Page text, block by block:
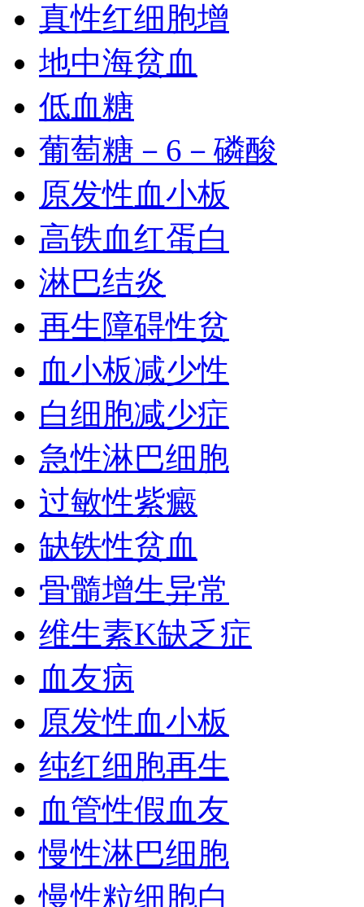
真性红细胞增
地中海贫血
低血糖
葡萄糖－6－磷酸
原发性血小板
高铁血红蛋白
淋巴结炎
再生障碍性贫
血小板减少性
白细胞减少症
急性淋巴细胞
过敏性紫癜
缺铁性贫血
骨髓增生异常
维生素K缺乏症
血友病
原发性血小板
纯红细胞再生
血管性假血友
慢性淋巴细胞
慢性粒细胞白